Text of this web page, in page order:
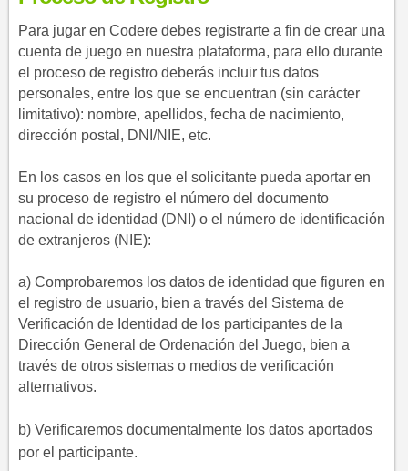
Para jugar en Codere debes registrarte a fin de crear una
cuenta de juego en nuestra plataforma, para ello durante
el proceso de registro deberás incluir tus datos
personales, entre los que se encuentran (sin carácter
limitativo): nombre, apellidos, fecha de nacimiento,
dirección postal, DNI/NIE, etc.
En los casos en los que el solicitante pueda aportar en
su proceso de registro el número del documento
nacional de identidad (DNI) o el número de identificación
de extranjeros (NIE):
a) Comprobaremos los datos de identidad que figuren en
el registro de usuario, bien a través del Sistema de
Verificación de Identidad de los participantes de la
Dirección General de Ordenación del Juego, bien a
través de otros sistemas o medios de verificación
alternativos.
b) Verificaremos documentalmente los datos aportados
por el participante.